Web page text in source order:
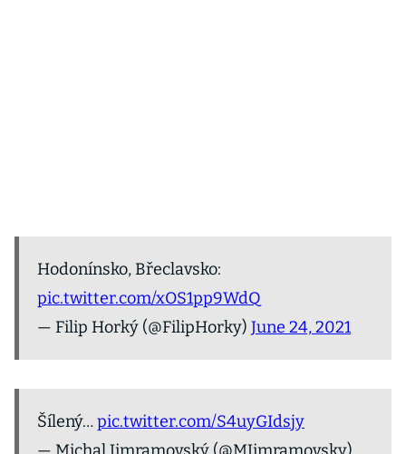
Hodonínsko, Břeclavsko:
pic.twitter.com/xOS1pp9WdQ
— Filip Horký (@FilipHorky) June 24, 2021
Šílený…pic.twitter.com/S4uyGIdsjy